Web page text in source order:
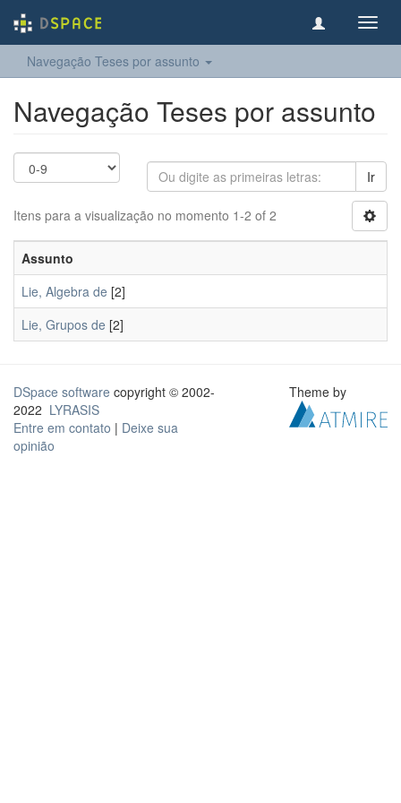
Navegação Teses por assunto
Navegação Teses por assunto
Ir
Itens para a visualização no momento 1-2 of 2
Assunto
Lie, Algebra de [2]
Lie, Grupos de [2]
DSpace software copyright © 2002-
2022 LYRASIS
Entre em contato | Deixe sua
opinião
Theme by